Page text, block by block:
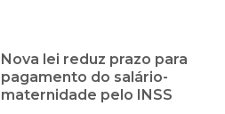
Nova lei reduz prazo para
pagamento do salário-
maternidade pelo INSS